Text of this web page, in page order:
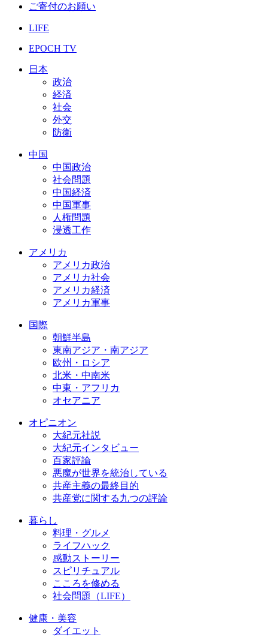
ご寄付のお願い
LIFE
EPOCH TV
日本
政治
経済
社会
外交
防衛
中国
中国政治
社会問題
中国経済
中国軍事
人権問題
浸透工作
アメリカ
アメリカ政治
アメリカ社会
アメリカ経済
アメリカ軍事
国際
朝鮮半島
東南アジア・南アジア
欧州・ロシア
北米・中南米
中東・アフリカ
オセアニア
オピニオン
大紀元社説
大紀元インタビュー
百家評論
悪魔が世界を統治している
共産主義の最終目的
共産党に関する九つの評論
暮らし
料理・グルメ
ライフハック
感動ストーリー
スピリチュアル
こころを修める
社会問題（LIFE）
健康・美容
ダイエット